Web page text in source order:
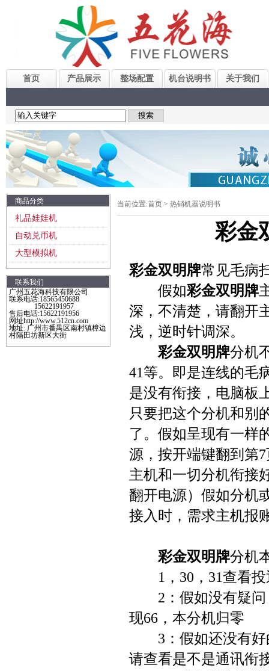
首页 产品展示 整场配置 机台说明书 关于我们
商品分类
礼品娃娃机
自动兑币机
大型模拟机
联系我们
广州五花海科技有限公司
联系电话:18565450688
15622191957
售后电话:15622191956
网址http://www.512cn.com
地址: 广州市番禺区南村镇樟边
村隔田坊新区大街
当前位置:首页 > 热销机器说明书
彩金
彩金双明牌常见毛病
假如彩金双明牌
深，不清楚，请翻开
浅，逆时针调深。
彩金双明牌分机
41等。即是连线的毛
是没有衔接，电脑板
只要把这个分机和别
了。假如呈现有一样
源，按开端键翻到第
主机和一切分机衔接
翻开电源）假如分机
接入时，需求主机报
彩金双明牌分机
1，30，31查看投
2：假如没有疑问
现66，本分机归零
3：假如还没有好
请查看是不是通讯衔